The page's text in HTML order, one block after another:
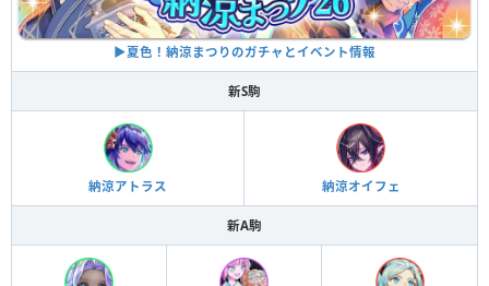
▶︎夏色！納涼まつりのガチャとイベント情報
新S駒
納涼アトラス 納涼オイフェ
新A駒